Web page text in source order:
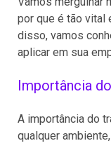
por que é tão vital
disso, vamos
aplicar em sua
Importância
A importância do
qualquer